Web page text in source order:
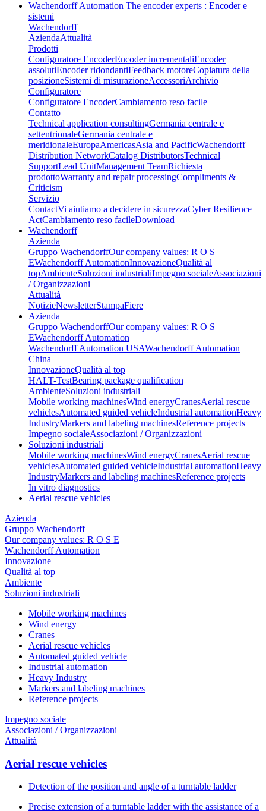
Wachendorff Automation The encoder experts : Encoder e
sistemi
Wachendorff
AziendaAttualità
Prodotti
Configuratore EncoderEncoder incrementaliEncoder
assolutiEncoder ridondantiFeedback motoreCopiatura della
posizioneSistemi di misurazioneAccessoriArchivio
Configuratore
Configuratore EncoderCambiamento reso facile
Contatto
Technical application consultingGermania centrale e
settentrionaleGermania centrale e
meridionaleEuropaAmericasAsia and PacificWachendorff
Distribution NetworkCatalog DistributorsTechnical
SupportLead UnitManagement TeamRichiesta
prodottoWarranty and repair processingCompliments &
Criticism
Servizio
ContactVi aiutiamo a decidere in sicurezzaCyber Resilience
ActCambiamento reso facileDownload
Wachendorff
Azienda
Gruppo WachendorffOur company values: R O S
EWachendorff AutomationInnovazioneQualità al
topAmbienteSoluzioni industrialiImpegno socialeAssociazioni
/ Organizzazioni
Attualità
NotizieNewsletterStampaFiere
Azienda
Gruppo WachendorffOur company values: R O S
EWachendorff Automation
Wachendorff Automation USAWachendorff Automation
China
InnovazioneQualità al top
HALT-TestBearing package qualification
AmbienteSoluzioni industriali
Mobile working machinesWind energyCranesAerial rescue
vehiclesAutomated guided vehicleIndustrial automationHeavy
IndustryMarkers and labeling machinesReference projects
Impegno socialeAssociazioni / Organizzazioni
Soluzioni industriali
Mobile working machinesWind energyCranesAerial rescue
vehiclesAutomated guided vehicleIndustrial automationHeavy
IndustryMarkers and labeling machinesReference projects
In vitro diagnostics
Aerial rescue vehicles
Azienda
Gruppo Wachendorff
Our company values: R O S E
Wachendorff Automation
Innovazione
Qualità al top
Ambiente
Soluzioni industriali
Mobile working machines
Wind energy
Cranes
Aerial rescue vehicles
Automated guided vehicle
Industrial automation
Heavy Industry
Markers and labeling machines
Reference projects
Impegno sociale
Associazioni / Organizzazioni
Attualità
Aerial rescue vehicles
Detection of the position and angle of a turntable ladder
Precise extension of a turntable ladder with the assistance of a